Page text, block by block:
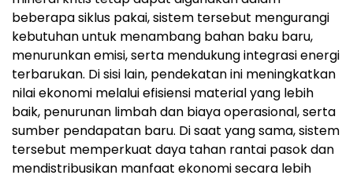
beberapa siklus pakai, sistem tersebut mengurangi
kebutuhan untuk menambang bahan baku baru,
menurunkan emisi, serta mendukung integrasi energi
terbarukan. Di sisi lain, pendekatan ini meningkatkan
nilai ekonomi melalui efisiensi material yang lebih
baik, penurunan limbah dan biaya operasional, serta
sumber pendapatan baru. Di saat yang sama, sistem
tersebut memperkuat daya tahan rantai pasok dan
mendistribusikan manfaat ekonomi secara lebih